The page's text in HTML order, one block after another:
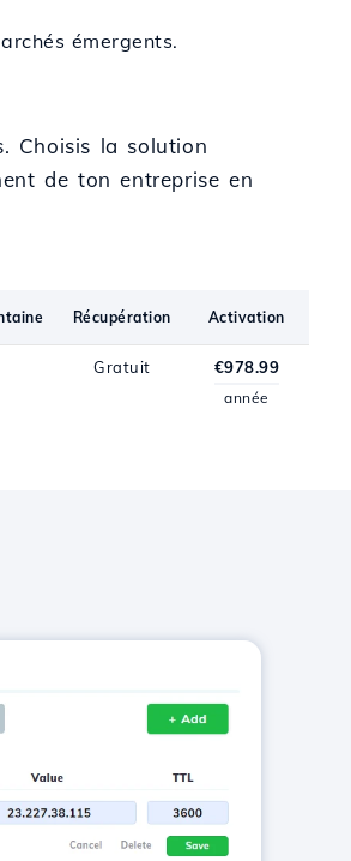
émergents.
Choisis la solution
de ton entreprise en
Récupération Activation
Gratuit €978.99
année